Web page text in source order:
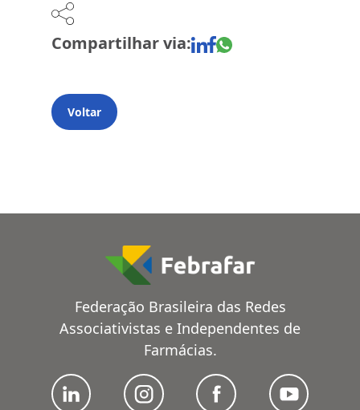
Compartilhar via:
Voltar
Federação Brasileira das Redes
Associativistas e Independentes de
Farmácias.